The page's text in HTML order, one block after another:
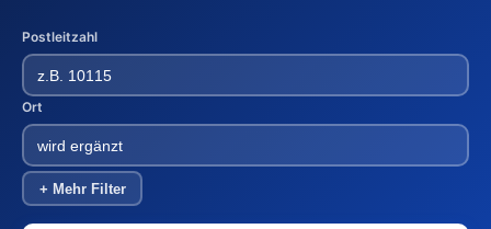
Postleitzahl
Ort
+ Mehr Filter